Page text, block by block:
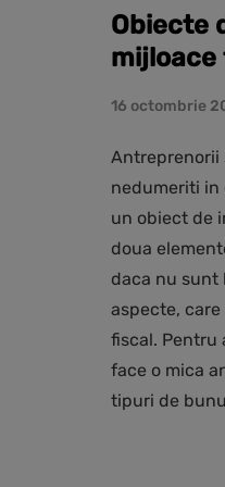
Obiecte
mijloace
16 octombrie
Antreprenorii
nedumeriti in
un obiect de
doua
daca nu sunt
aspecte,
fiscal. Pentru
face o mica
tipuri de